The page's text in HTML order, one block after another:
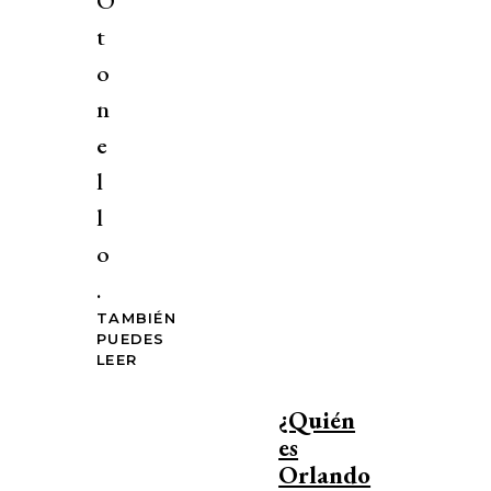
t
o
n
e
l
l
o
.
TAMBIÉN
PUEDES
LEER
¿Quién
es
Orlando